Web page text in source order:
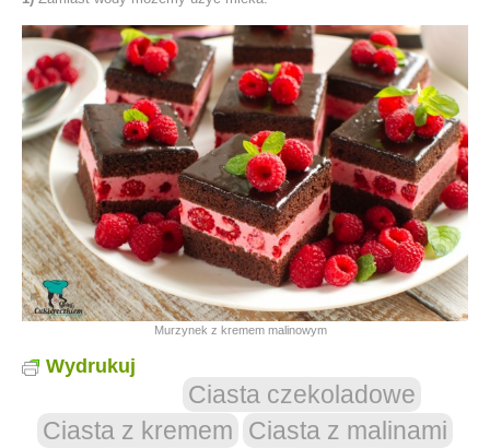
Murzynek z kremem malinowym
Wydrukuj
Ciasta czekoladowe
Ciasta z kremem
Ciasta z malinami